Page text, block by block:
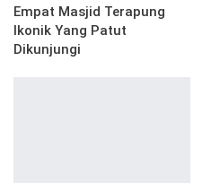
Empat Masjid Terapung
Ikonik Yang Patut
Dikunjungi